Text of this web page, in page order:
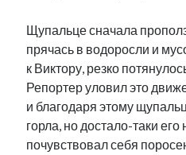
Щупальце сначала
прячась в водоросли и
к Виктору, резко
Репортер уловил это
и благодаря этому
горла, но достало-таки его
почувствовал себя